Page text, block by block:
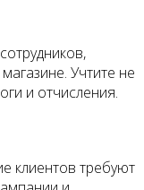
Учтите не
и отчисления.
клиентов требуют